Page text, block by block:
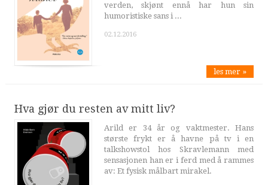
verden, skjønt ennå har hun sin
humoristiske sans i ...
02.12.2016
les mer »
Hva gjør du resten av mitt liv?
Arild er 34 år og vaktmester. Hans
største frykt er å havne på tv i en
talkshowstol hos Skravlemann med
sensasjonen han er i ferd med å rammes
av: Et fysisk målbart mirakel.